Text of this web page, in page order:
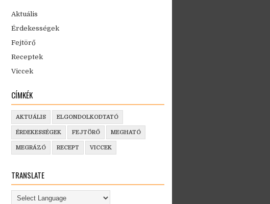
Aktuális
Érdekességek
Fejtörő
Receptek
Viccek
CÍMKÉK
AKTUÁLIS ELGONDOLKODTATÓ
ÉRDEKESSÉGEK FEJTÖRŐ MEGHATÓ
MEGRÁZÓ RECEPT VICCEK
TRANSLATE